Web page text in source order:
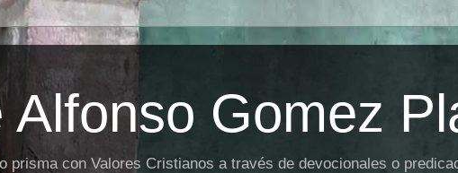
Gomez
prisma con Valores Cristianos a través de devocionales o